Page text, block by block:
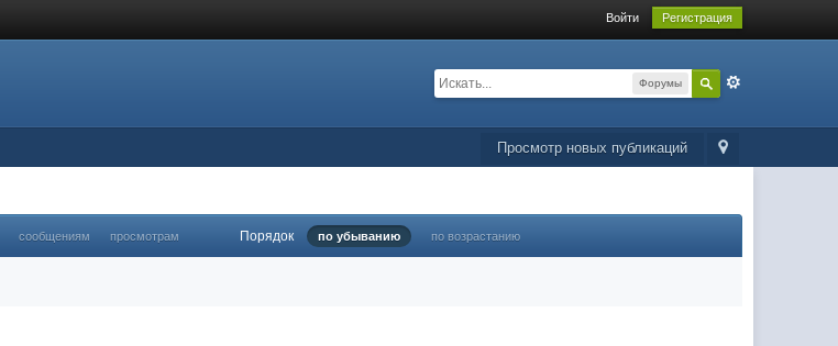
Войти Регистрация
Форумы
Просмотр новых публикаций
сообщениям просмотрам Порядок по убыванию по возрастанию